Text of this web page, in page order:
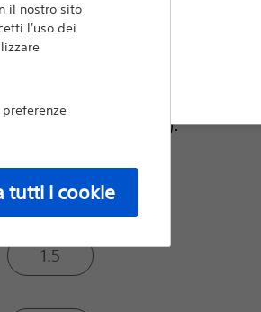
Dimensioni fresa (mm):
1.25
1.5
il nostro sito
l'uso dei
tutti i cookie